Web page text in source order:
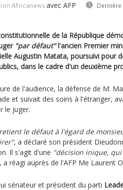
Africanews avec AFP Dernière
de la République
"par défaut"l'ancien Premier
Augustin Matata, poursuivi pour
dans le cadre d'un deuxième
de l'audience, la défense de M.
et suivait des soins à l'étranger,
le juger.
le défaut à l'égard de
, a déclaré son président
Il s'agit d'une "décision inique,
, a réagi auprès de l'AFP Me Laurent
sénateur et président du parti